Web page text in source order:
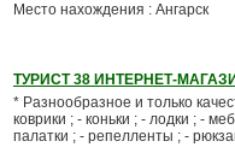
Место нахождения : Ангарск
ТУРИСТ 38 ИНТЕРНЕТ-
* Разнообразное и только
коврики ; - коньки ; - лодки ; -
палатки ; - репелленты ; -